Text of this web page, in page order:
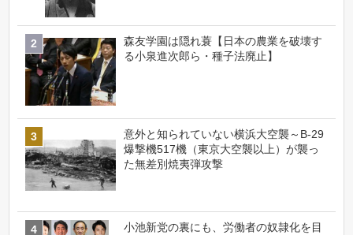
森友学園は隠れ蓑【日本の農業を破壊す
る小泉進次郎ら・種子法廃止】
意外と知られていない横浜大空襲～B-29
爆撃機517機（東京大空襲以上）が襲っ
た無差別焼夷弾攻撃
小池新党の裏にも、労働者の奴隷化を目